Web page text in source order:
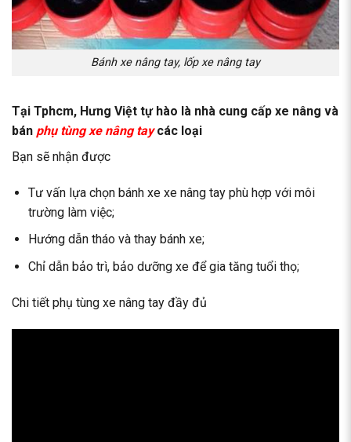
Bánh xe nâng tay, lốp xe nâng tay
Tại Tphcm, Hưng Việt tự hào là nhà cung cấp xe nâng và
bán phụ tùng xe nâng taycác loại
Bạn sẽ nhận được
Tư vấn lựa chọn bánh xe xe nâng tay phù hợp với môi
trường làm việc;
Hướng dẫn tháo và thay bánh xe;
Chỉ dẫn bảo trì, bảo dưỡng xe để gia tăng tuổi thọ;
Chi tiết phụ tùng xe nâng tay đầy đủ